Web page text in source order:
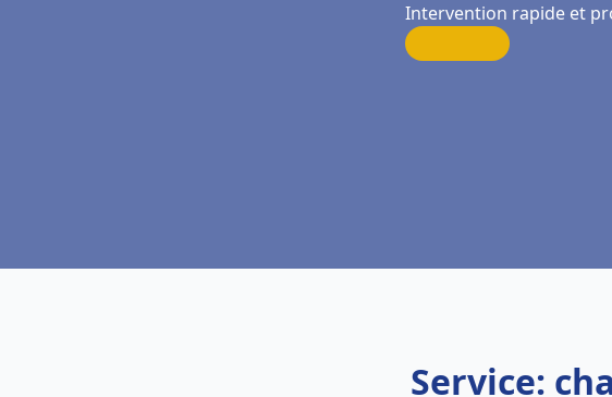
Intervention rapide et
Service: